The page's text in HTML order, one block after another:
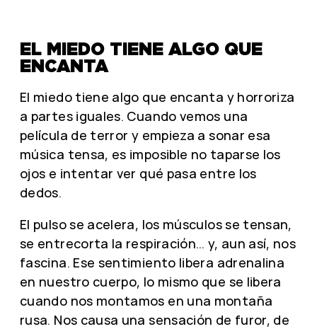
EL MIEDO TIENE ALGO QUE
ENCANTA
El miedo tiene algo que encanta y horroriza
a partes iguales. Cuando vemos una
película de terror y empieza a sonar esa
música tensa, es imposible no taparse los
ojos e intentar ver qué pasa entre los
dedos.
El pulso se acelera, los músculos se tensan,
se entrecorta la respiración… y, aun así, nos
fascina. Ese sentimiento libera adrenalina
en nuestro cuerpo, lo mismo que se libera
cuando nos montamos en una montaña
rusa. Nos causa una sensación de furor, de